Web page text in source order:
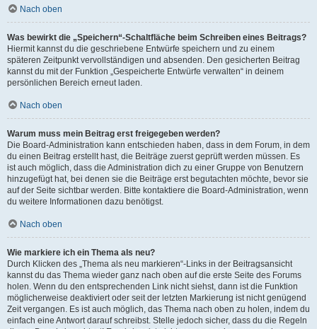
Nach oben
Was bewirkt die „Speichern“-Schaltfläche beim Schreiben eines Beitrags?
Hiermit kannst du die geschriebene Entwürfe speichern und zu einem
späteren Zeitpunkt vervollständigen und absenden. Den gesicherten Beitrag
kannst du mit der Funktion „Gespeicherte Entwürfe verwalten“ in deinem
persönlichen Bereich erneut laden.
Nach oben
Warum muss mein Beitrag erst freigegeben werden?
Die Board-Administration kann entschieden haben, dass in dem Forum, in dem
du einen Beitrag erstellt hast, die Beiträge zuerst geprüft werden müssen. Es
ist auch möglich, dass die Administration dich zu einer Gruppe von Benutzern
hinzugefügt hat, bei denen sie die Beiträge erst begutachten möchte, bevor sie
auf der Seite sichtbar werden. Bitte kontaktiere die Board-Administration, wenn
du weitere Informationen dazu benötigst.
Nach oben
Wie markiere ich ein Thema als neu?
Durch Klicken des „Thema als neu markieren“-Links in der Beitragsansicht
kannst du das Thema wieder ganz nach oben auf die erste Seite des Forums
holen. Wenn du den entsprechenden Link nicht siehst, dann ist die Funktion
möglicherweise deaktiviert oder seit der letzten Markierung ist nicht genügend
Zeit vergangen. Es ist auch möglich, das Thema nach oben zu holen, indem du
einfach eine Antwort darauf schreibst. Stelle jedoch sicher, dass du die Regeln